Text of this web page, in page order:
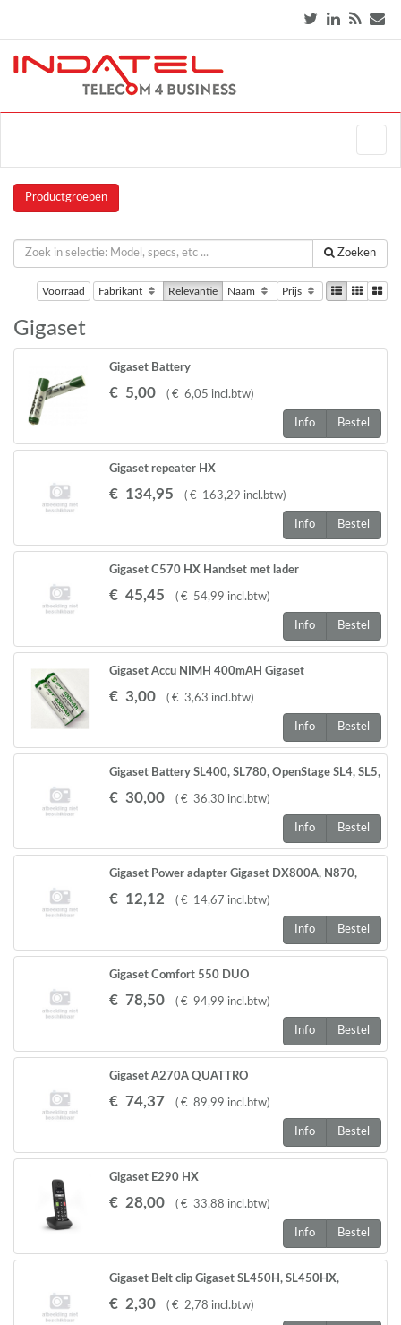
Productgroepen
Zoeken
Voorraad Fabrikant Relevantie Naam Prijs
Gigaset
Gigaset Battery
C610,S3,S4,S5 Pro,S79,S800,,E630 2 STUKS
€ 5,00 ( € 6,05 incl.btw)
Info Bestel
Gigaset repeater HX
€ 134,95 ( € 163,29 incl.btw)
Info Bestel
Gigaset C570 HX Handset met lader
€ 45,45 ( € 54,99 incl.btw)
Info Bestel
Gigaset Accu NIMH 400mAH Gigaset
€ 3,00 ( € 3,63 incl.btw)
Info Bestel
Gigaset Battery SL400, SL780, OpenStage SL4, SL5,
€ 30,00 ( € 36,30 incl.btw)
Info Bestel
Gigaset Power adapter Gigaset DX800A, N870,
€ 12,12 ( € 14,67 incl.btw)
Info Bestel
Gigaset Comfort 550 DUO
€ 78,50 ( € 94,99 incl.btw)
Info Bestel
Gigaset A270A QUATTRO
€ 74,37 ( € 89,99 incl.btw)
Info Bestel
Gigaset E290 HX
€ 28,00 ( € 33,88 incl.btw)
Info Bestel
Gigaset Belt clip Gigaset SL450H, SL450HX,
€ 2,30 ( € 2,78 incl.btw)